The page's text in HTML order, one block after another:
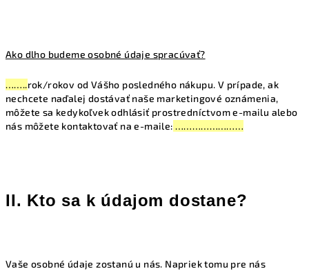
Ako dlho budeme osobné údaje spracúvať?
……..rok/rokov od Vášho posledného nákupu. V prípade, ak
nechcete naďalej dostávať naše marketingové oznámenia,
môžete sa kedykoľvek odhlásiť prostredníctvom e-mailu alebo
nás môžete kontaktovať na e-maile: ……………………
II. Kto sa k údajom dostane?
Vaše osobné údaje zostanú u nás. Napriek tomu pre nás